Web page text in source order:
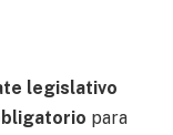
legislativo
para